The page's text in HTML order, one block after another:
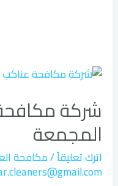
شركة
المجمعة
اترك تعليقاً/مكافحة
شركة
عناكب
فى
المجمعة